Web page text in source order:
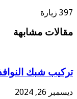
397 زيارة
مقالات مشابهة
تركيب شبك
ديسمبر 26, 2024